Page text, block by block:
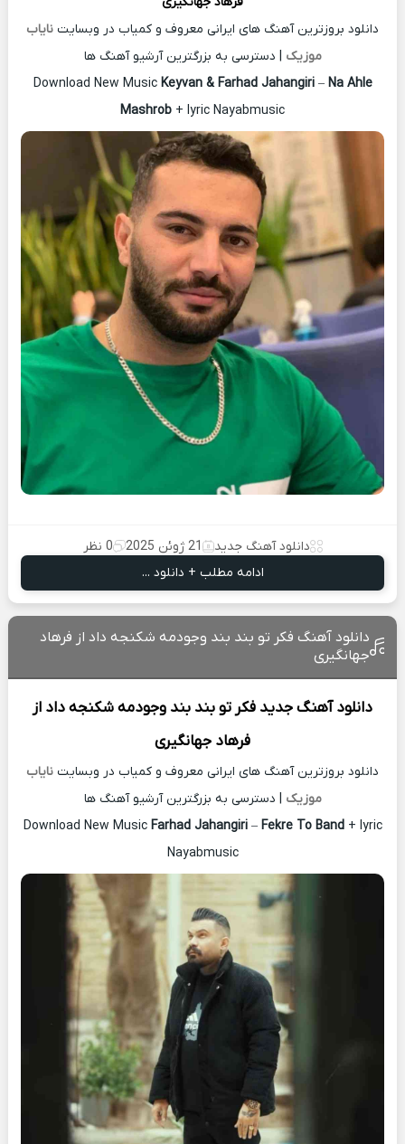
دانلود بروزترین آهنگ های ایرانی معروف و کمیاب در وبسایت نایاب
موزیک | دسترسی به بزرگترین آرشیو آهنگ ها
Download New Music Keyvan & Farhad Jahangiri– Na Ahle
Mashrob + lyric Nayabmusic
دانلود آهنگ جدید 21 ژوئن 2025
0 نظر
ادامه مطلب + دانلود ...
دانلود آهنگ فکر تو بند بند وجودمه شکنجه داد از فرهاد
جهانگیری
دانلود آهنگ جدید فکر تو بند بند وجودمه شکنجه داد از
فرهاد جهانگیری
دانلود بروزترین آهنگ های ایرانی معروف و کمیاب در وبسایت نایاب
موزیک | دسترسی به بزرگترین آرشیو آهنگ ها
Download New Music Farhad Jahangiri– Fekre To Band+ lyric
Nayabmusic